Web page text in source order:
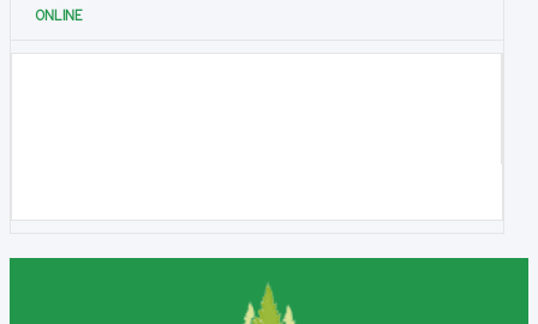
ONLINE